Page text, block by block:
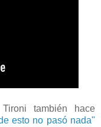
también hace
esto no pasó nada"